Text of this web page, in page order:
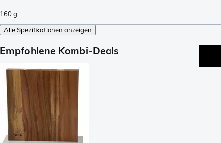
160g
Alle Spezifikationen anzeigen
Empfohlene Kombi-Deals